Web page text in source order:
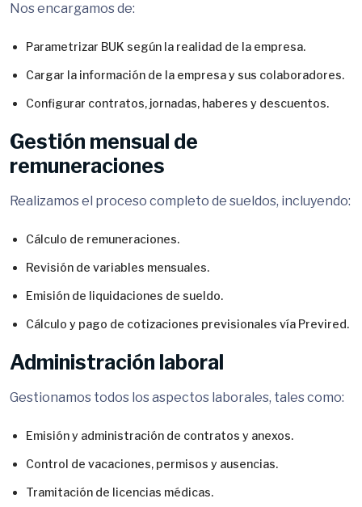
Nos encargamos de:
Parametrizar BUK según la realidad de la empresa.
Cargar la información de la empresa y sus colaboradores.
Configurar contratos, jornadas, haberes y descuentos.
Gestión mensual de
remuneraciones
Realizamos el proceso completo de sueldos, incluyendo:
Cálculo de remuneraciones.
Revisión de variables mensuales.
Emisión de liquidaciones de sueldo.
Cálculo y pago de cotizaciones previsionales vía Previred.
Administración laboral
Gestionamos todos los aspectos laborales, tales como:
Emisión y administración de contratos y anexos.
Control de vacaciones, permisos y ausencias.
Tramitación de licencias médicas.